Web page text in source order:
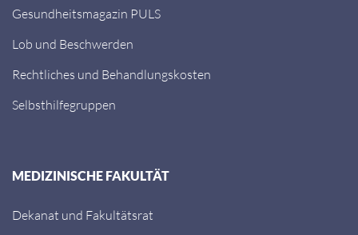
Gesundheitsmagazin PULS
Lob und Beschwerden
Rechtliches und Behandlungskosten
Selbsthilfegruppen
MEDIZINISCHE FAKULTÄT
Dekanat und Fakultätsrat